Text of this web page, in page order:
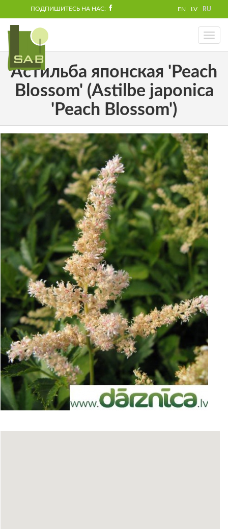
ПОДПИШИТЕСЬ НА НАС: EN LV RU
Toggle
Астильба японская 'Peach
Blossom' (Astilbe japonica
'Peach Blossom')